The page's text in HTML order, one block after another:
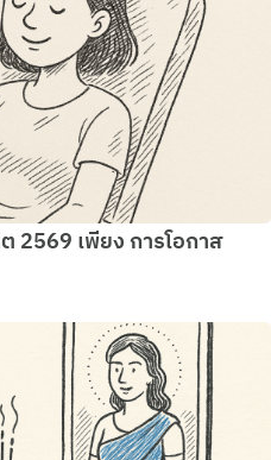
2569 เพียง การโอกาส